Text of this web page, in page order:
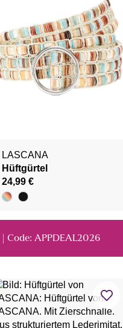
LASCANA
Hüftgürtel
24,99 €
| Code: APPDEAL2026